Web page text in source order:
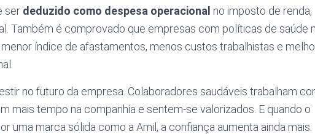
ser deduzido como despesa operacional no imposto de renda,
Também é comprovado que empresas com políticas de saúde
índice de afastamentos, menos custos trabalhistas e
no futuro da empresa. Colaboradores saudáveis trabalham
mais tempo na companhia e sentem-se valorizados. E quando o
uma marca sólida como a Amil, a confiança aumenta ainda mais.